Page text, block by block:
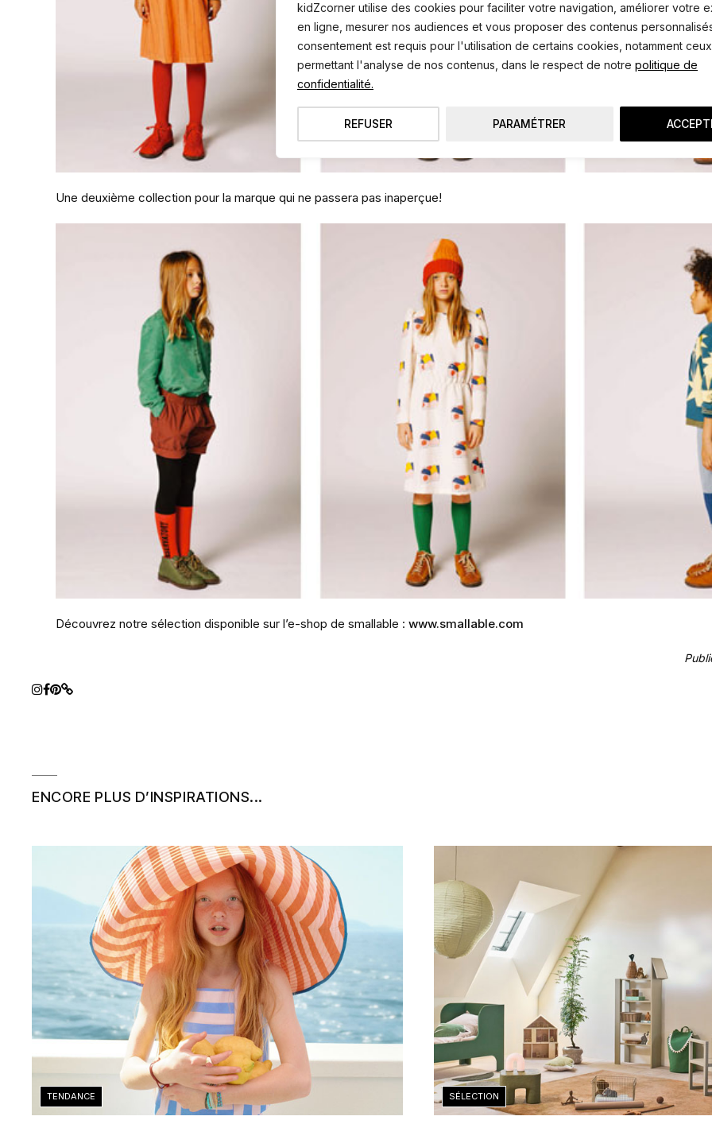
kidZcorner utilise des cookies pour faciliter votre navigation, améliorer votre
en ligne, mesurer nos audiences et vous proposer des contenus
consentement est requis pour l'utilisation de certains cookies, notamment ceux
permettant l'analyse de nos contenus, dans le respect de notre politique de
confidentialité.
PARAMÉTRER
REFUSER
Une deuxième collection pour la marque qui ne passera pas inaperçue!
Découvrez notre sélection disponible sur l’e-shop de smallable :www.smallable.com
ENCORE PLUS D’INSPIRATIONS...